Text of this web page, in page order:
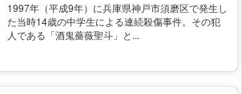
1997年（平成9年）に兵庫県神戸市須磨区で発生し
た当時14歳の中学生による連続殺傷事件。その犯
人である「酒鬼薔薇聖斗」と...